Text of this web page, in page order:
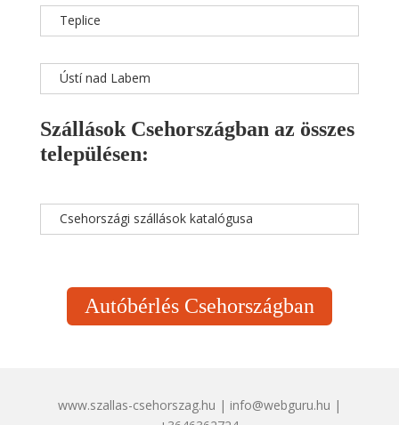
Teplice
Ústí nad Labem
Szállások Csehországban az összes
településen:
Csehországi szállások katalógusa
Autóbérlés Csehországban
www.szallas-csehorszag.hu | info@webguru.hu |